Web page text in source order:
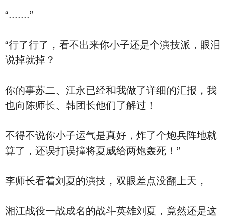
“.......”
“行了行了，看不出来你小子还是个演技派，眼泪
说掉就掉？
你的事苏二、江永已经和我做了详细的汇报，我
也向陈师长、韩团长他们了解过！
不得不说你小子运气是真好，炸了个炮兵阵地就
算了，还误打误撞将夏威给两炮轰死！”
李师长看着刘夏的演技，双眼差点没翻上天，
湘江战役一战成名的战斗英雄刘夏，竟然还是这